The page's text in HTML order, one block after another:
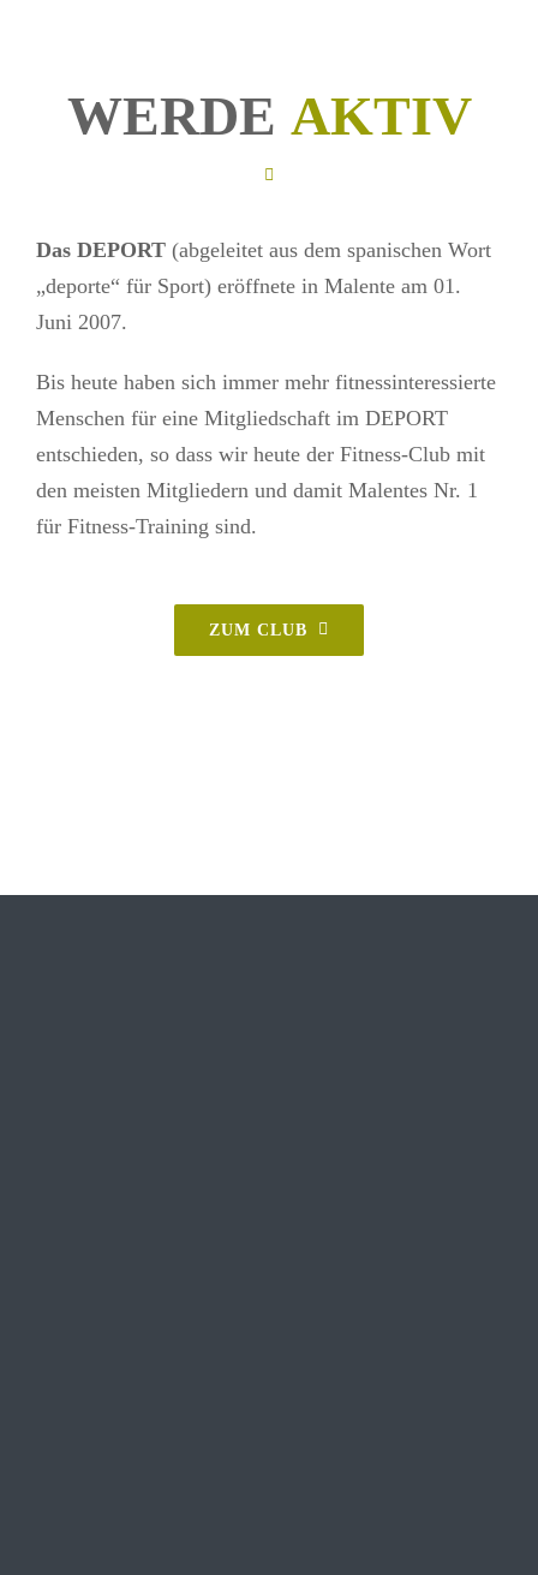
WERDE AKTIV
Das DEPORT (abgeleitet aus dem spanischen Wort
„deporte“ für Sport) eröffnete in Malente am 01.
Juni 2007.
Bis heute haben sich immer mehr fitnessinteressierte
Menschen für eine Mitgliedschaft im DEPORT
entschieden, so dass wir heute der Fitness-Club mit
den meisten Mitgliedern und damit Malentes Nr. 1
für Fitness-Training sind.
ZUM CLUB